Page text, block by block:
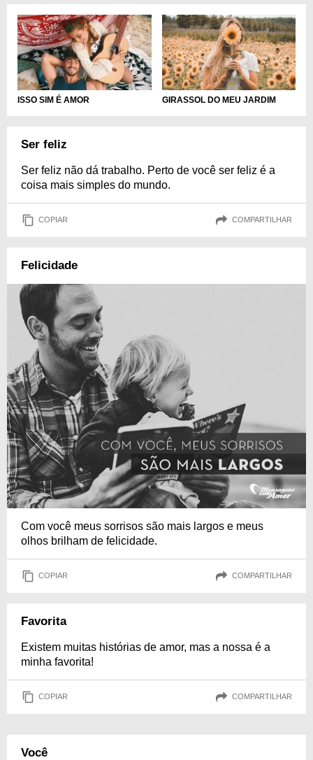
ISSO SIM É AMOR GIRASSOL DO MEU JARDIM
Ser feliz
Ser feliz não dá trabalho. Perto de você ser feliz é a
coisa mais simples do mundo.
COPIAR COMPARTILHAR
Felicidade
Com você meus sorrisos são mais largos e meus
olhos brilham de felicidade.
COPIAR COMPARTILHAR
Favorita
Existem muitas histórias de amor, mas a nossa é a
minha favorita!
COPIAR COMPARTILHAR
Você